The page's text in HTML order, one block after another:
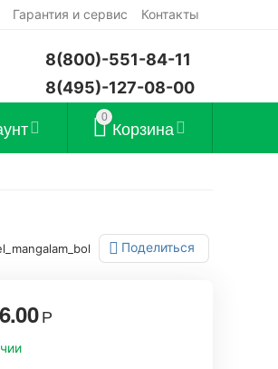
Гарантия и сервис Контакты
8(800)-551-84-11
8(495)-127-08-00
0 Корзина
Поделиться
Р